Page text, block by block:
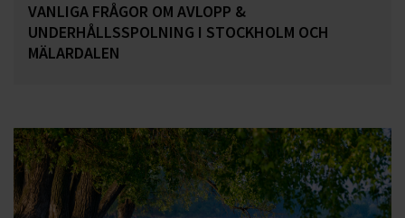
VANLIGA FRÅGOR OM AVLOPP &
UNDERHÅLLSSPOLNING I STOCKHOLM OCH
MÄLARDALEN